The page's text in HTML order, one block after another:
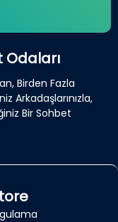
Birden Fazla
Arkadaşlarınızla,
Bir Sohbet